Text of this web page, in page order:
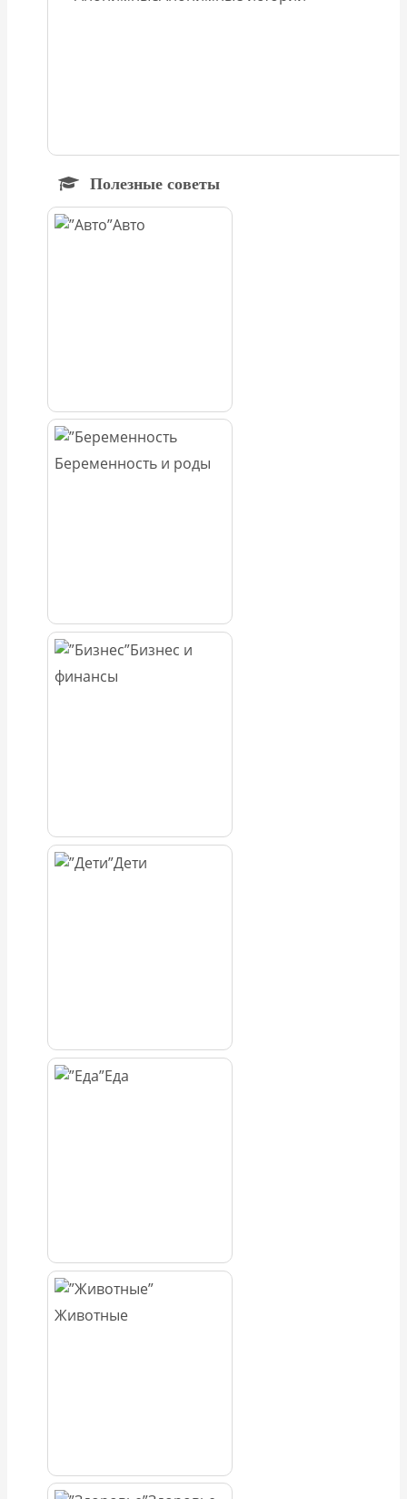
Полезные советы
Авто
Беременность и роды
Бизнес и
финансы
Дети
Еда
Животные